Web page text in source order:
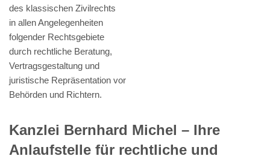
des klassischen Zivilrechts
in allen Angelegenheiten
folgender Rechtsgebiete
durch rechtliche Beratung,
Vertragsgestaltung und
juristische Repräsentation vor
Behörden und Richtern.
Kanzlei Bernhard Michel – Ihre
Anlaufstelle für rechtliche und